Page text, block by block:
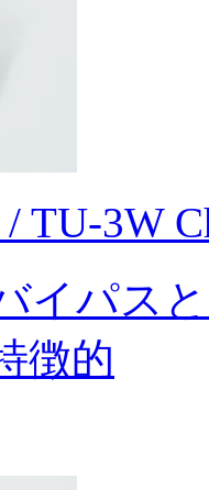
/ TU-3W
イパス
徴的